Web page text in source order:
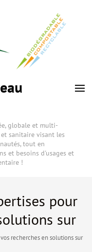
globale et multi-
sanitaire visant les
tout en
et besoins d'usages et
!
pour
sur
recherches en solutions sur